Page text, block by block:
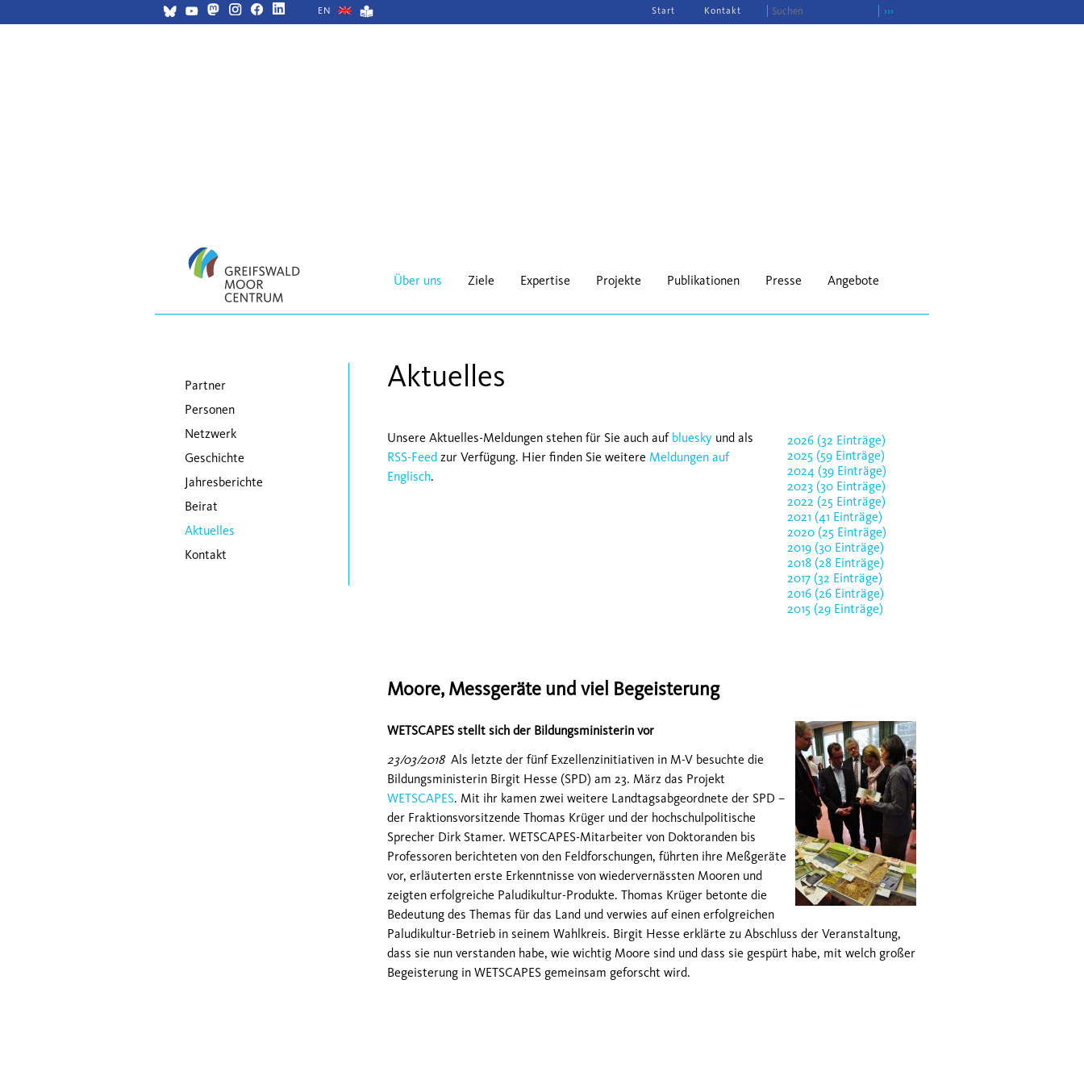
EN ›››
Navigation
überspringen
Start Kontakt
Navigation
überspringen
Über uns Ziele Expertise Projekte Publikationen Presse Angebote
Aktuelles
Unsere Aktuelles-Meldungen stehen für Sie auch auf bluesky und als
RSS-Feed zur Verfügung. Hier finden Sie weitere Meldungen auf
Englisch.
2026 (32 Einträge)
2025 (59 Einträge)
2024 (39 Einträge)
2023 (30 Einträge)
2022 (25 Einträge)
2021 (41 Einträge)
2020 (25 Einträge)
2019 (30 Einträge)
2018 (28 Einträge)
2017 (32 Einträge)
2016 (26 Einträge)
2015 (29 Einträge)
Moore, Messgeräte und viel Begeisterung
WETSCAPES stellt sich der Bildungsministerin vor
23/03/2018Als letzte der fünf Exzellenzinitiativen in M-V besuchte die
Bildungsministerin Birgit Hesse (SPD) am 23. März das Projekt
WETSCAPES. Mit ihr kamen zwei weitere Landtagsabgeordnete der SPD –
der Fraktionsvorsitzende Thomas Krüger und der hochschulpolitische
Sprecher Dirk Stamer. WETSCAPES-Mitarbeiter von Doktoranden bis
Professoren berichteten von den Feldforschungen, führten ihre Meßgeräte
vor, erläuterten erste Erkenntnisse von wiedervernässten Mooren und
zeigten erfolgreiche Paludikultur-Produkte. Thomas Krüger betonte die
Bedeutung des Themas für das Land und verwies auf einen erfolgreichen
Paludikultur-Betrieb in seinem Wahlkreis. Birgit Hesse erklärte zu Abschluss der Veranstaltung,
dass sie nun verstanden habe, wie wichtig Moore sind und dass sie gespürt habe, mit welch großer
Begeisterung in WETSCAPES gemeinsam geforscht wird.
Navigation überspringen
Partner
Personen
Netzwerk
Geschichte
Jahresberichte
Beirat
Aktuelles
Kontakt